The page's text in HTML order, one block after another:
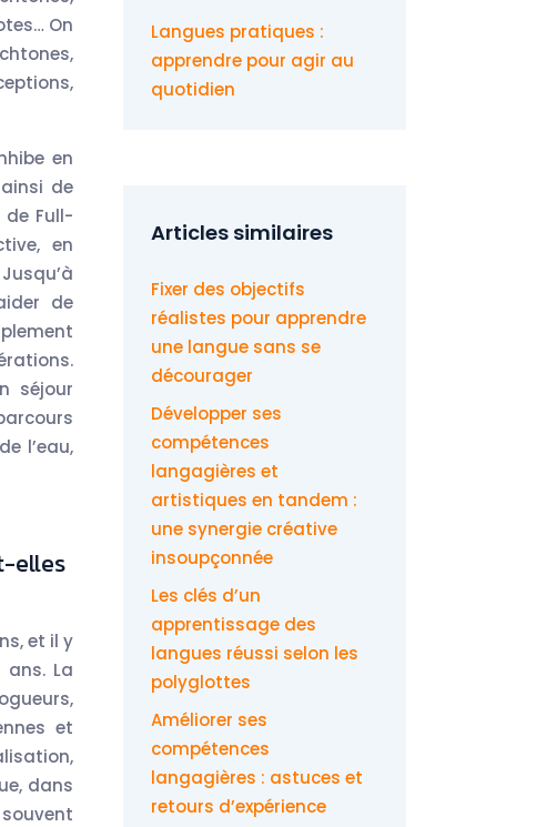
On
en
de
Full-
en
de
séjour
l’eau,
elles
et il y
La
et
dans
Langues pratiques :
apprendre pour agir au
quotidien
Articles similaires
Fixer des objectifs
réalistes pour apprendre
une langue sans se
décourager
Développer ses
compétences
langagières et
artistiques en tandem :
une synergie créative
insoupçonnée
Les clés d’un
apprentissage des
langues réussi selon les
polyglottes
Améliorer ses
compétences
langagières : astuces et
retours d’expérience